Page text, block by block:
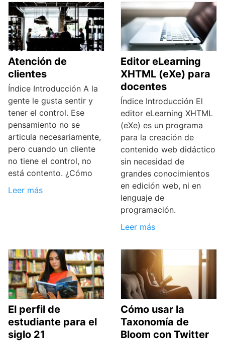
Atención de
clientes
Índice Introducción A la
gente le gusta sentir y
tener el control. Ese
pensamiento no se
articula necesariamente,
pero cuando un cliente
no tiene el control, no
está contento. ¿Cómo
Leer más
Editor eLearning
XHTML (eXe) para
docentes
Índice Introducción El
editor eLearning XHTML
(eXe) es un programa
para la creación de
contenido web didáctico
sin necesidad de
grandes conocimientos
en edición web, ni en
lenguaje de
programación.
Leer más
El perfil de
estudiante para el
siglo 21
Cómo usar la
Taxonomía de
Bloom con Twitter